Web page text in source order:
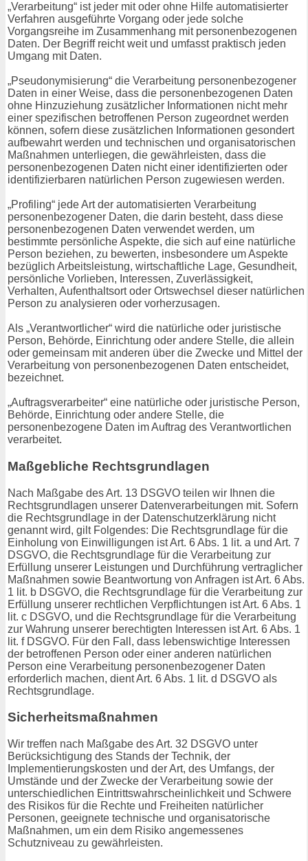
„Verarbeitung“ ist jeder mit oder ohne Hilfe automatisierter
Verfahren ausgeführte Vorgang oder jede solche
Vorgangsreihe im Zusammenhang mit personenbezogenen
Daten. Der Begriff reicht weit und umfasst praktisch jeden
Umgang mit Daten.
„Pseudonymisierung“ die Verarbeitung personenbezogener
Daten in einer Weise, dass die personenbezogenen Daten
ohne Hinzuziehung zusätzlicher Informationen nicht mehr
einer spezifischen betroffenen Person zugeordnet werden
können, sofern diese zusätzlichen Informationen gesondert
aufbewahrt werden und technischen und organisatorischen
Maßnahmen unterliegen, die gewährleisten, dass die
personenbezogenen Daten nicht einer identifizierten oder
identifizierbaren natürlichen Person zugewiesen werden.
„Profiling“ jede Art der automatisierten Verarbeitung
personenbezogener Daten, die darin besteht, dass diese
personenbezogenen Daten verwendet werden, um
bestimmte persönliche Aspekte, die sich auf eine natürliche
Person beziehen, zu bewerten, insbesondere um Aspekte
bezüglich Arbeitsleistung, wirtschaftliche Lage, Gesundheit,
persönliche Vorlieben, Interessen, Zuverlässigkeit,
Verhalten, Aufenthaltsort oder Ortswechsel dieser natürlichen
Person zu analysieren oder vorherzusagen.
Als „Verantwortlicher“ wird die natürliche oder juristische
Person, Behörde, Einrichtung oder andere Stelle, die allein
oder gemeinsam mit anderen über die Zwecke und Mittel der
Verarbeitung von personenbezogenen Daten entscheidet,
bezeichnet.
„Auftragsverarbeiter“ eine natürliche oder juristische Person,
Behörde, Einrichtung oder andere Stelle, die
personenbezogene Daten im Auftrag des Verantwortlichen
verarbeitet.
Maßgebliche Rechtsgrundlagen
Nach Maßgabe des Art. 13 DSGVO teilen wir Ihnen die
Rechtsgrundlagen unserer Datenverarbeitungen mit. Sofern
die Rechtsgrundlage in der Datenschutzerklärung nicht
genannt wird, gilt Folgendes: Die Rechtsgrundlage für die
Einholung von Einwilligungen ist Art. 6 Abs. 1 lit. a und Art. 7
DSGVO, die Rechtsgrundlage für die Verarbeitung zur
Erfüllung unserer Leistungen und Durchführung vertraglicher
Maßnahmen sowie Beantwortung von Anfragen ist Art. 6 Abs.
1 lit. b DSGVO, die Rechtsgrundlage für die Verarbeitung zur
Erfüllung unserer rechtlichen Verpflichtungen ist Art. 6 Abs. 1
lit. c DSGVO, und die Rechtsgrundlage für die Verarbeitung
zur Wahrung unserer berechtigten Interessen ist Art. 6 Abs. 1
lit. f DSGVO. Für den Fall, dass lebenswichtige Interessen
der betroffenen Person oder einer anderen natürlichen
Person eine Verarbeitung personenbezogener Daten
erforderlich machen, dient Art. 6 Abs. 1 lit. d DSGVO als
Rechtsgrundlage.
Sicherheitsmaßnahmen
Wir treffen nach Maßgabe des Art. 32 DSGVO unter
Berücksichtigung des Stands der Technik, der
Implementierungskosten und der Art, des Umfangs, der
Umstände und der Zwecke der Verarbeitung sowie der
unterschiedlichen Eintrittswahrscheinlichkeit und Schwere
des Risikos für die Rechte und Freiheiten natürlicher
Personen, geeignete technische und organisatorische
Maßnahmen, um ein dem Risiko angemessenes
Schutzniveau zu gewährleisten.